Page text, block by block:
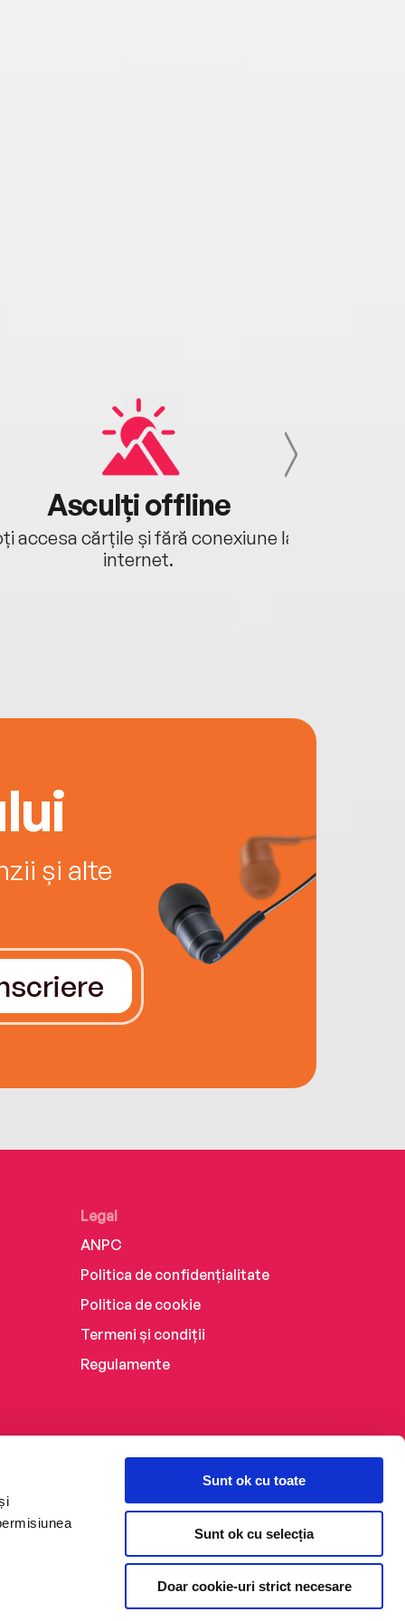
Sunt ok cu toate
Sunt ok cu selecția
Doar cookie-uri strict necesare
Asculți offline
accesa cărțile și fără conexiune la
internet.
și alte
Legal
ANPC
Politica de confidențialitate
Politica de cookie
Termeni și condiții
Regulamente